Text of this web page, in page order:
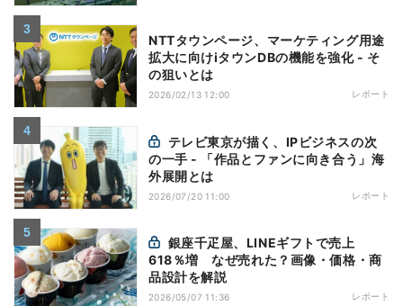
NTTタウンページ、マーケティング用途
拡大に向けiタウンDBの機能を強化 - そ
の狙いとは
2026/02/13 12:00 レポート
の一手 - 「作品とファンに向き合う」海
外展開とは
2026/07/20 11:00 レポート
618％増 なぜ売れた？画像・価格・商
品設計を解説
2026/05/07 11:36 レポート